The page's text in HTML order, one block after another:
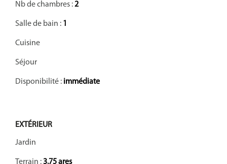
Nb de chambres :2
Salle de bain : 1
Cuisine
Séjour
Disponibilité : immédiate
EXTÉRIEUR
Jardin
Terrain :3.75 ares